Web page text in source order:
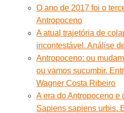
O ano de 2017 foi o
Antropoceno
A atual trajetória de
incontestável. Análise
Antropoceno: ou
ou vamos sucumbir.
Wagner Costa Ribeiro
A era do Antropoceno e
Sapiens sapiens urbis.